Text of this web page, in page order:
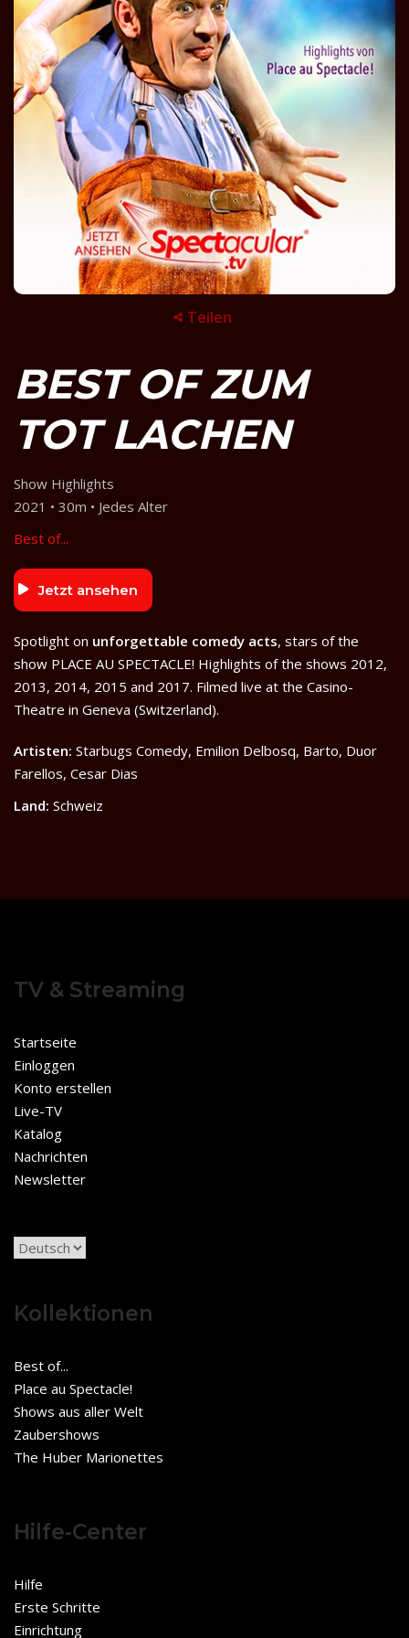
Teilen
BEST OF ZUM
TOT LACHEN
Show Highlights
2021 • 30m • Jedes Alter
Best of...
Jetzt ansehen
Spotlight on unforgettable comedy acts, stars of the
show PLACE AU SPECTACLE! Highlights of the shows 2012,
2013, 2014, 2015 and 2017. Filmed live at the Casino-
Theatre in Geneva (Switzerland).
Artisten: Starbugs Comedy, Emilion Delbosq, Barto, Duor
Farellos, Cesar Dias
Land: Schweiz
TV & Streaming
Startseite
Einloggen
Konto erstellen
Live-TV
Katalog
Nachrichten
Newsletter
Sprache
Kollektionen
Best of...
Place au Spectacle!
Shows aus aller Welt
Zaubershows
The Huber Marionettes
Hilfe-Center
Hilfe
Erste Schritte
Einrichtung